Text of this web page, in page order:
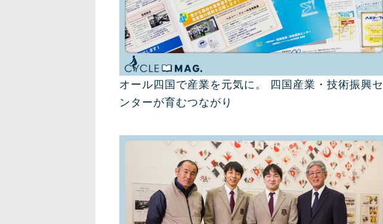
オール四国で産業を元気に。 四国産業・技術振興セ
ンターが育むつながり